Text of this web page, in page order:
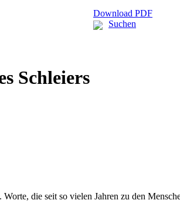
Download PDF
Suchen
Schleiers
die seit so vielen Jahren zu den